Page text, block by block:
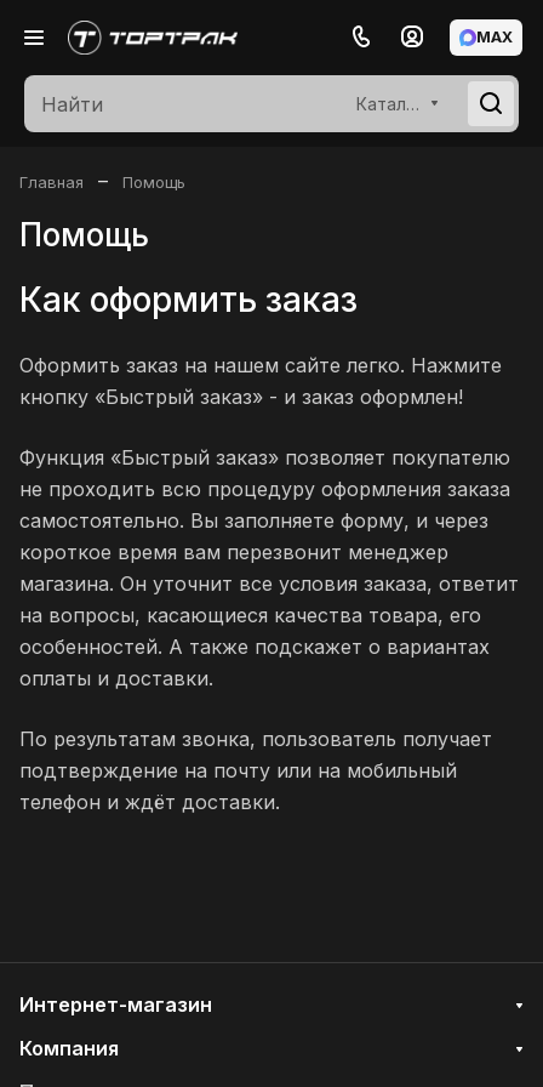
Каталог
MAX
Главная – Помощь
Помощь
Как оформить заказ
Оформить заказ на нашем сайте легко. Нажмите
кнопку «Быстрый заказ» - и заказ оформлен!
Функция «Быстрый заказ» позволяет покупателю
не проходить всю процедуру оформления заказа
самостоятельно. Вы заполняете форму, и через
короткое время вам перезвонит менеджер
магазина. Он уточнит все условия заказа, ответит
на вопросы, касающиеся качества товара, его
особенностей. А также подскажет о вариантах
оплаты и доставки.
По результатам звонка, пользователь получает
подтверждение на почту или на мобильный
телефон и ждёт доставки.
Интернет-магазин
Компания